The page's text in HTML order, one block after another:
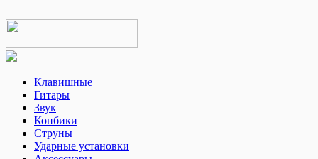
Клавишные
Гитары
Звук
Конбики
Струны
Ударные установки